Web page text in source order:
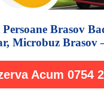
Brasov
Microbuz Brasov
Acum 0754